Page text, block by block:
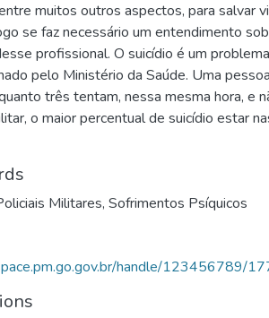
muitos outros aspectos, para salvar
se faz necessário um entendimento
profissional. O suicídio é um
pelo Ministério da Saúde. Uma
três tentam, nessa mesma hora, e
o maior percentual de suicídio estar
Militares, Sofrimentos Psíquicos
handle/123456789/